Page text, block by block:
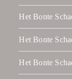
Het Bonte
Het Bonte
Het Bonte